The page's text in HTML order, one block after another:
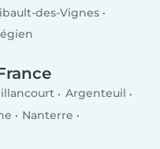
des-Vignes
Argenteuil
Nanterre